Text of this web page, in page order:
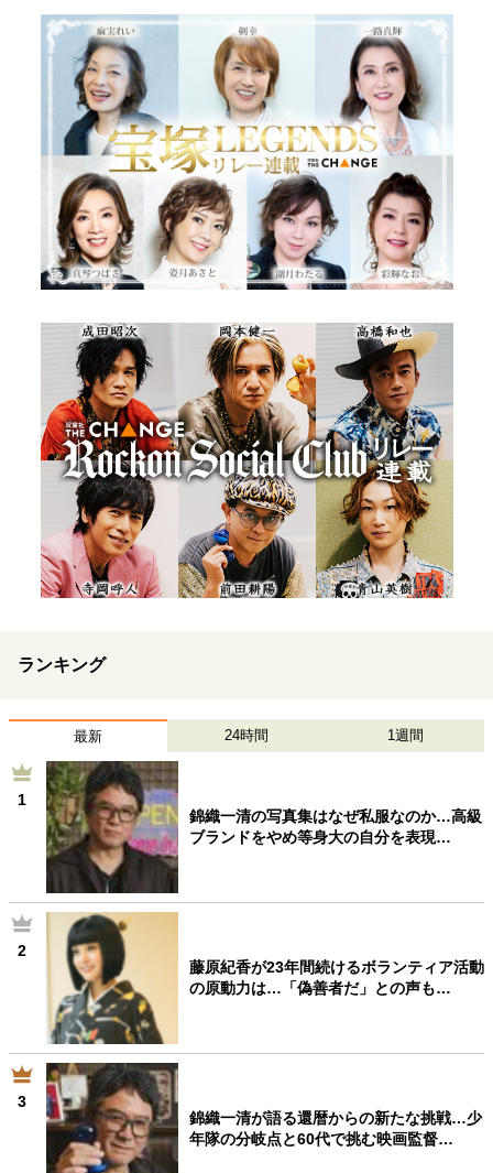
ランキング
最新 24時間 1週間
1
錦織一清の写真集はなぜ私服なのか…高級
ブランドをやめ等身大の自分を表現…
2
藤原紀香が23年間続けるボランティア活動
の原動力は…「偽善者だ」との声も…
3
錦織一清が語る還暦からの新たな挑戦…少
年隊の分岐点と60代で挑む映画監督…